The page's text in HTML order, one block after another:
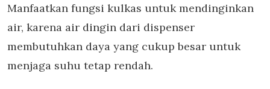
Manfaatkan fungsi kulkas untuk mendinginkan
air, karena air dingin dari dispenser
membutuhkan daya yang cukup besar untuk
menjaga suhu tetap rendah.